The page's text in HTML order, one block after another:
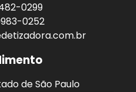
0299
0252
de São Paulo